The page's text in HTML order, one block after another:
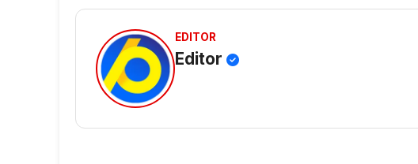
EDITOR
Editor